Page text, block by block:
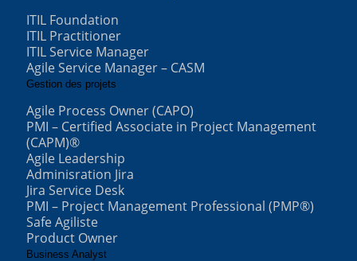
ITIL Foundation
ITIL Practitioner
ITIL Service Manager
Agile Service Manager – CASM
Gestion des projets
Agile Process Owner (CAPO)
PMI – Certified Associate in Project Management
(CAPM)®
Agile Leadership
Adminisration Jira
Jira Service Desk
PMI – Project Management Professional (PMP®)
Safe Agiliste
Product Owner
Business Analyst